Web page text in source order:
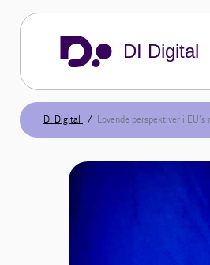
DI Digital
DI Digital Lovende perspektiver i EU’s